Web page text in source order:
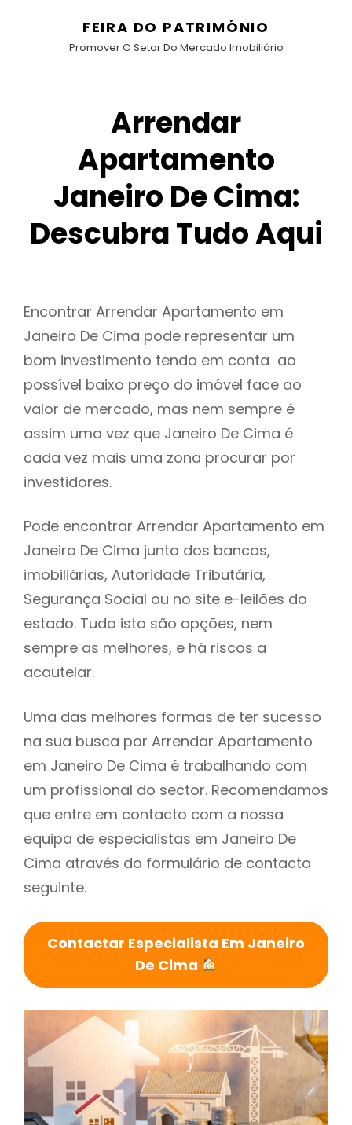
FEIRA DO PATRIMÓNIO
Promover O Setor Do Mercado Imobiliário
Arrendar
Apartamento
Janeiro De Cima:
Descubra Tudo Aqui
Encontrar Arrendar Apartamento em
Janeiro De Cima pode representar um
bom investimento tendo em conta ao
possível baixo preço do imóvel face ao
valor de mercado, mas nem sempre é
assim uma vez que Janeiro De Cima é
cada vez mais uma zona procurar por
investidores.
Pode encontrar Arrendar Apartamento em
Janeiro De Cima junto dos bancos,
imobiliárias, Autoridade Tributária,
Segurança Social ou no site e-leilões do
estado. Tudo isto são opções, nem
sempre as melhores, e há riscos a
acautelar.
Uma das melhores formas de ter sucesso
na sua busca por Arrendar Apartamento
em Janeiro De Cima é trabalhando com
um profissional do sector. Recomendamos
que entre em contacto com a nossa
equipa de especialistas em Janeiro De
Cima através do formulário de contacto
seguinte.
Contactar Especialista Em Janeiro
De Cima